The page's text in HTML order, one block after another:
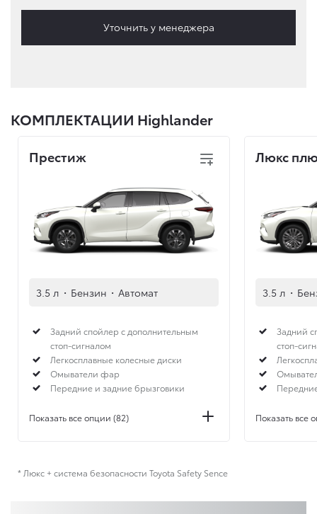
Уточнить у менеджера
КОМПЛЕКТАЦИИ Highlander
Престиж
3.5 л · Бензин · Автомат
Задний спойлер с дополнительным
стоп-сигналом
Легкосплавные колесные диски
Омыватели фар
Передние и задние брызговики
Показать все опции (82)
Люкс
3.5 л ·
Задний
стоп-
Показать все
* Люкс + система безопасности Toyota Safety Sence